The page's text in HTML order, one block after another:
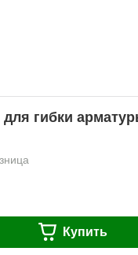
гибки
Купить